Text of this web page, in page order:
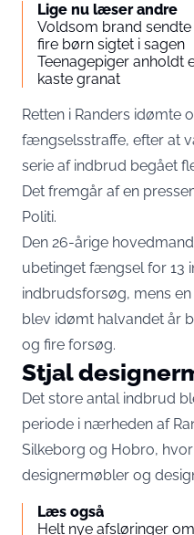
Lige nu læser andre
Voldsom brand
fire børn sigtet i sagen
Teenagepiger anholdt
kaste granat
Retten i Randers
fængselsstraffe, efter at
serie af indbrud begået
Det fremgår af en
Politi.
Den 26-årige
ubetinget fængsel for 13
indbrudsforsøg, mens
blev idømt halvandet år
og fire forsøg.
Stjal
Det store antal indbrud
periode i nærheden af
Silkeborg og Hobro,
designermøbler og
Læs også
Helt nye afsløringer